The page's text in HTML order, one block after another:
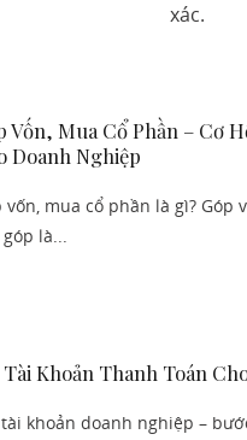
xác.
Vốn, Mua Cổ Phần – Cơ
Doanh Nghiệp
vốn, mua cổ phần là gì? Góp
là...
Khoản Thanh Toán
khoản doanh nghiệp –